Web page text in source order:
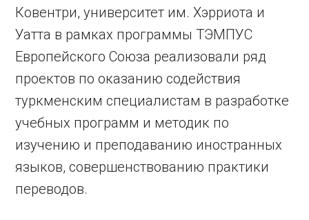
Ковентри, университет им. Хэрриота и
Уатта в рамках программы ТЭМПУС
Европейского Союза реализовали ряд
проектов по оказанию содействия
туркменским специалистам в разработке
учебных программ и методик по
изучению и преподаванию иностранных
языков, совершенствованию практики
переводов.